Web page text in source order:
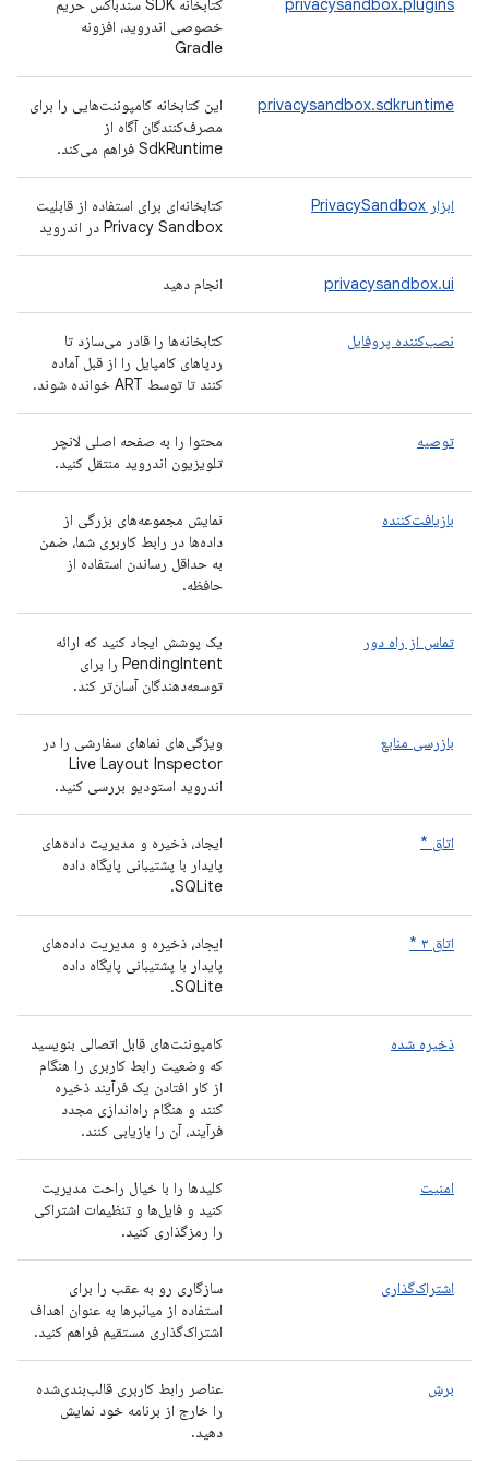
privacysandbox.plugins
کتابخانه SDK سندباکس حریم
خصوصی اندروید، افزونه
Gradle
privacysandbox.sdkruntime
این کتابخانه کامپوننت‌هایی را برای
مصرف‌کنندگان آگاه از
SdkRuntime فراهم می‌کند.
ابزار PrivacySandbox
کتابخانه‌ای برای استفاده از قابلیت
Privacy Sandbox در اندروید
privacysandbox.ui انجام دهید
نصب‌کننده پروفایل
کتابخانه‌ها را قادر می‌سازد تا
ردپاهای کامپایل را از قبل آماده
کنند تا توسط ART خوانده شوند.
توصیه
محتوا را به صفحه اصلی لانچر
تلویزیون اندروید منتقل کنید.
بازیافت‌کننده
نمایش مجموعه‌های بزرگی از
داده‌ها در رابط کاربری شما، ضمن
به حداقل رساندن استفاده از
حافظه.
تماس از راه دور
یک پوشش ایجاد کنید که ارائه
PendingIntent را برای
توسعه‌دهندگان آسان‌تر کند.
بازرسی منابع
ویژگی‌های نماهای سفارشی را در
Live Layout Inspector
اندروید استودیو بررسی کنید.
اتاق *
ایجاد، ذخیره و مدیریت داده‌های
پایدار با پشتیبانی پایگاه داده
SQLite.
اتاق ۳ *
ایجاد، ذخیره و مدیریت داده‌های
پایدار با پشتیبانی پایگاه داده
SQLite.
ذخیره شده
کامپوننت‌های قابل اتصالی بنویسید
که وضعیت رابط کاربری را هنگام
از کار افتادن یک فرآیند ذخیره
کنند و هنگام راه‌اندازی مجدد
فرآیند، آن را بازیابی کنند.
امنیت
کلیدها را با خیال راحت مدیریت
کنید و فایل‌ها و تنظیمات اشتراکی
را رمزگذاری کنید.
اشتراک‌گذاری
سازگاری رو به عقب را برای
استفاده از میانبرها به عنوان اهداف
اشتراک‌گذاری مستقیم فراهم کنید.
برش
عناصر رابط کاربری قالب‌بندی‌شده
را خارج از برنامه خود نمایش
دهید.